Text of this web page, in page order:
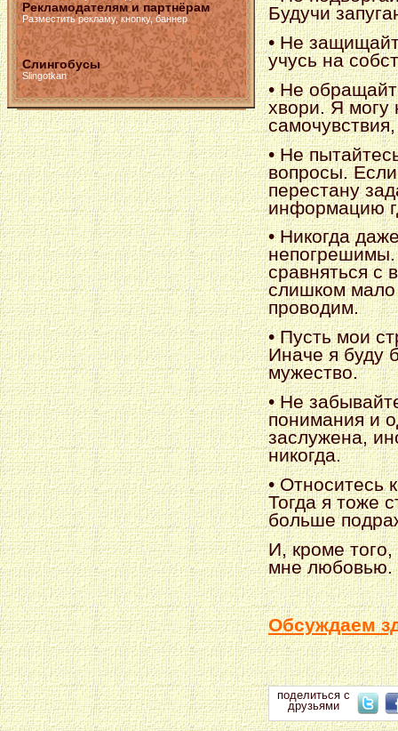
Рекламодателям и партнёрам
Разместить рекламу, кнопку, баннер
Слингобусы
Slingotkan
Будучи
• Не
учусь на
• Не
хвори. Я могу
• Не
вопросы.
перестану
информацию
• Никогда
сравняться с
слишком мало
проводим.
• Пусть мои
Иначе я буду
мужество.
• Не
понимания и
заслужена,
никогда.
• Относитесь
Тогда я тоже
больше
И, кроме
мне любовью.
Обсуждаем
поделиться с
друзьями